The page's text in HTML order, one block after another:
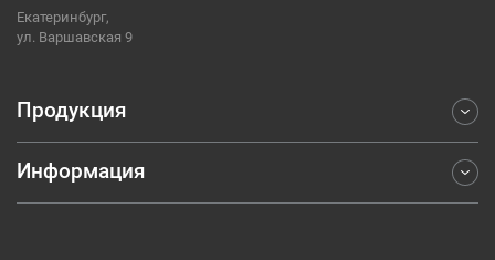
Продукция
Фрезерование
Точение
Информация
Екатеринбург,
ул. Варшавская 9